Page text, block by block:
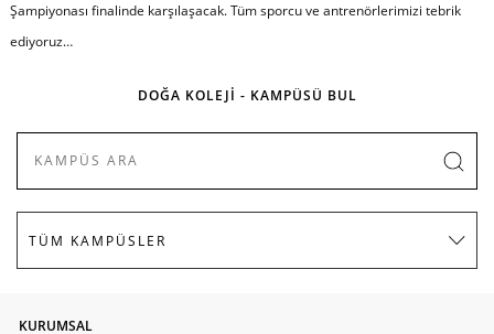
Şampiyonası finalinde karşılaşacak. Tüm sporcu ve antrenörlerimizi tebrik
ediyoruz…
DOĞA KOLEJİ - KAMPÜSÜ BUL
KURUMSAL